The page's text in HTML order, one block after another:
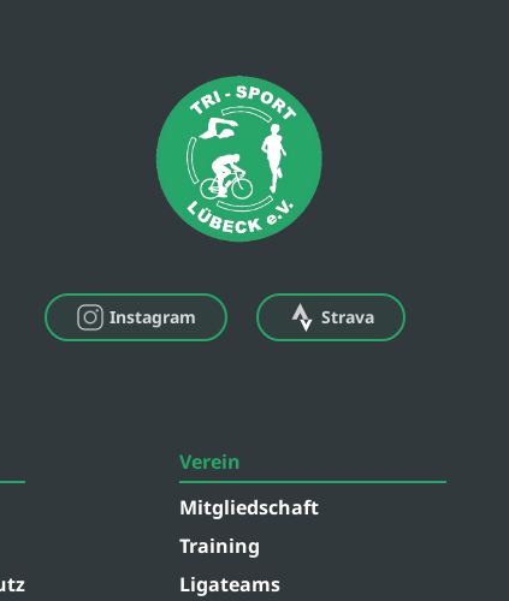
Instagram Strava
Verein
Mitgliedschaft
Training
Ligateams